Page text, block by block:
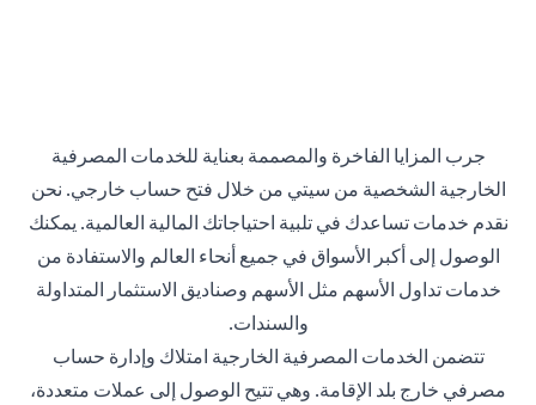
جرب المزايا الفاخرة والمصممة بعناية للخدمات المصرفية
الخارجية الشخصية من سيتي من خلال فتح حساب خارجي. نحن
نقدم خدمات تساعدك في تلبية احتياجاتك المالية العالمية. يمكنك
الوصول إلى أكبر الأسواق في جميع أنحاء العالم والاستفادة من
خدمات تداول الأسهم مثل الأسهم وصناديق الاستثمار المتداولة
والسندات.
تتضمن الخدمات المصرفية الخارجية امتلاك وإدارة حساب
مصرفي خارج بلد الإقامة. وهي تتيح الوصول إلى عملات متعددة،